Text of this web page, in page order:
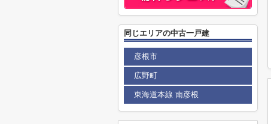
同じエリアの中古一戸建
彦根市
広野町
東海道本線 南彦根